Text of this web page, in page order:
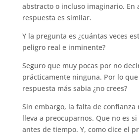
abstracto o incluso imaginario. En
respuesta es similar.
Y la pregunta es ¿cuántas veces
peligro real e inminente?
Seguro que muy pocas por no
prácticamente ninguna. Por lo
respuesta más sabia ¿no crees?
Sin embargo, la falta de confianza
lleva a preocuparnos. Que no es
antes de tiempo. Y, como dice el